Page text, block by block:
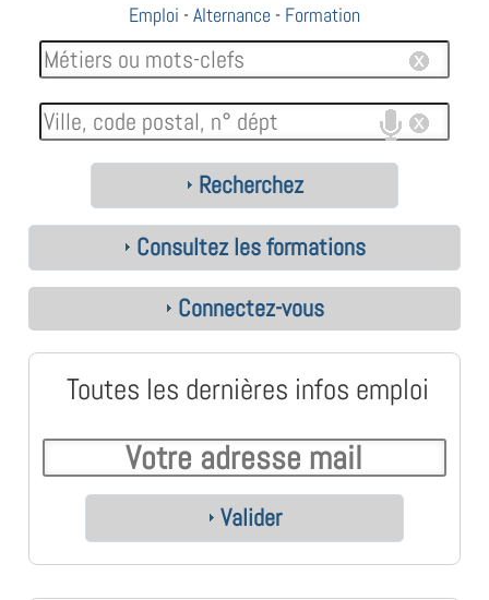
Emploi -Alternance - Formation
Recherchez
Consultez les formations
Connectez-vous
Toutes les dernières infos emploi
Valider